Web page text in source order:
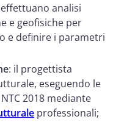
effettuano analisi
e geofisiche per
e definire i parametri
: il progettista
eseguendo le
2018 mediante
professionali;